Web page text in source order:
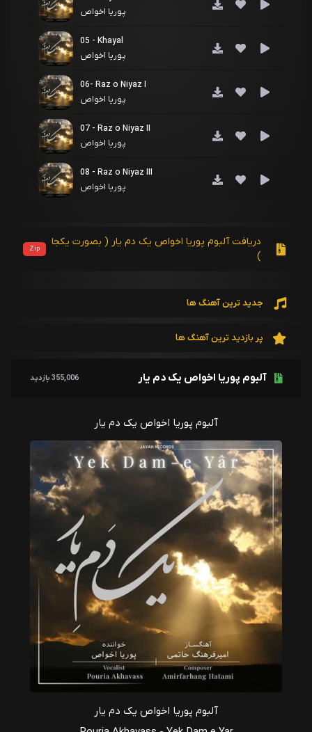
آلبوم پوریا اخواص یک دم یار 355,006 بازدید
آلبوم پوریا اخواص یک دم یار
آلبوم پوریا اخواص یک دم یار
پوریا اخواص
05 - Khayal
پوریا اخواص
06- Raz o Niyaz I
پوریا اخواص
07 - Raz o Niyaz II
پوریا اخواص
08 - Raz o Niyaz III
پوریا اخواص
دریافت آلبوم پوریا اخواص یک دم یار ( بصورت یکجا
)
Zip
جدید ترین آهنگ ها
پر بازدید ترین آهنگ ها